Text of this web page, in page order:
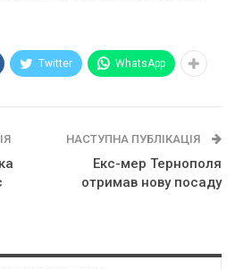
Twitter WhatsApp
НАСТУПНА ПУБЛІКАЦІЯ
Екс-мер Тернополя
отримав нову посаду